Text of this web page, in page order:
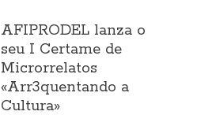
AFIPRODEL lanza o
seu I Certame de
Microrrelatos
«Arr3quentando a
Cultura»